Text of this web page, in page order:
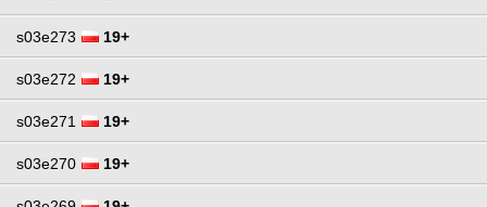
s03e273 19+
s03e272 19+
s03e271 19+
s03e270 19+